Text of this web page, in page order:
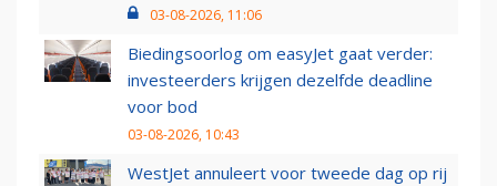
03-08-2026, 11:06
Biedingsoorlog om easyJet gaat verder:
investeerders krijgen dezelfde deadline
voor bod
03-08-2026, 10:43
WestJet annuleert voor tweede dag op rij